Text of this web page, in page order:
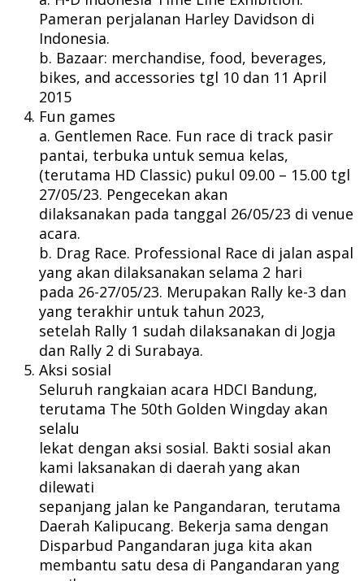
Pameran perjalanan Harley Davidson di
Indonesia.
b. Bazaar: merchandise, food, beverages,
bikes, and accessories tgl 10 dan 11 April
2015
Fun games
a. Gentlemen Race. Fun race di track pasir
pantai, terbuka untuk semua kelas,
(terutama HD Classic) pukul 09.00 – 15.00 tgl
27/05/23. Pengecekan akan
dilaksanakan pada tanggal 26/05/23 di venue
acara.
b. Drag Race. Professional Race di jalan aspal
yang akan dilaksanakan selama 2 hari
pada 26-27/05/23. Merupakan Rally ke-3 dan
yang terakhir untuk tahun 2023,
setelah Rally 1 sudah dilaksanakan di Jogja
dan Rally 2 di Surabaya.
Aksi sosial
Seluruh rangkaian acara HDCI Bandung,
terutama The 50th Golden Wingday akan
selalu
lekat dengan aksi sosial. Bakti sosial akan
kami laksanakan di daerah yang akan
dilewati
sepanjang jalan ke Pangandaran, terutama
Daerah Kalipucang. Bekerja sama dengan
Disparbud Pangandaran juga kita akan
membantu satu desa di Pangandaran yang